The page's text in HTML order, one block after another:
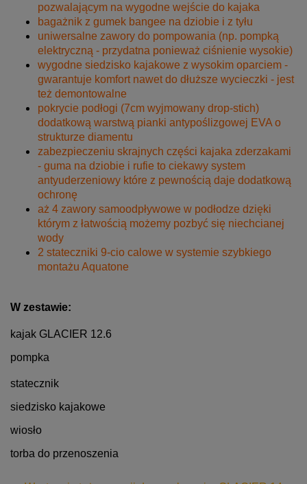
pozwalającym na wygodne wejście do kajaka
bagażnik z gumek bangee na dziobie i z tyłu
uniwersalne zawory do pompowania (np. pompką
elektryczną - przydatna ponieważ ciśnienie wysokie)
wygodne siedzisko kajakowe z wysokim oparciem -
gwarantuje komfort nawet do dłuższe wycieczki - jest
też demontowalne
pokrycie podłogi (7cm wyjmowany drop-stich)
dodatkową warstwą pianki antypoślizgowej EVA o
strukturze diamentu
zabezpieczeniu skrajnych części kajaka zderzakami
- guma na dziobie i rufie to ciekawy system
antyuderzeniowy które z pewnością daje dodatkową
ochronę
aż 4 zawory samoodpływowe w podłodze dzięki
którym z łatwością możemy pozbyć się niechcianej
wody
2 stateczniki 9-cio calowe w systemie szybkiego
montażu Aquatone
W zestawie:
kajak GLACIER 12.6
pompka
statecznik
siedzisko kajakowe
wiosło
torba do przenoszenia